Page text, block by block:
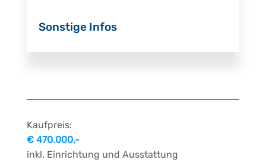
Sonstige Infos
Kaufpreis:
€ 470.000,-
inkl. Einrichtung und Ausstattung